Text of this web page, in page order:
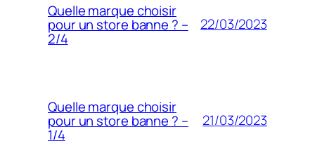
Quelle marque choisir
pour un store banne ? –
2/4
22/03/2023
Quelle marque choisir
pour un store banne ? –
1/4
21/03/2023